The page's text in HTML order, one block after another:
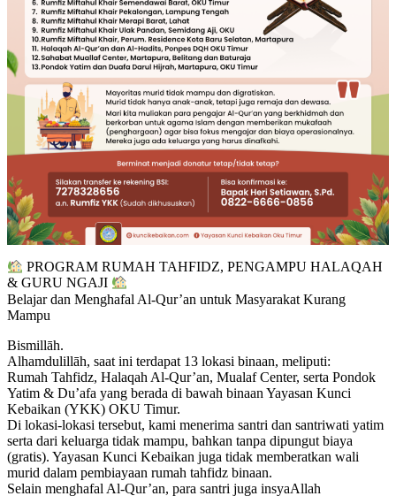
PROGRAM RUMAH TAHFIDZ, PENGAMPU HALAQAH
& GURU NGAJI
Belajar dan Menghafal Al-Qur’an untuk Masyarakat Kurang
Mampu
Bismillāh.
Alhamdulillāh, saat ini terdapat 13 lokasi binaan, meliputi:
Rumah Tahfidz, Halaqah Al-Qur’an, Mualaf Center, serta Pondok
Yatim & Du’afa yang berada di bawah binaan Yayasan Kunci
Kebaikan (YKK) OKU Timur.
Di lokasi-lokasi tersebut, kami menerima santri dan santriwati yatim
serta dari keluarga tidak mampu, bahkan tanpa dipungut biaya
(gratis). Yayasan Kunci Kebaikan juga tidak memberatkan wali
murid dalam pembiayaan rumah tahfidz binaan.
Selain menghafal Al-Qur’an, para santri juga insyaAllah